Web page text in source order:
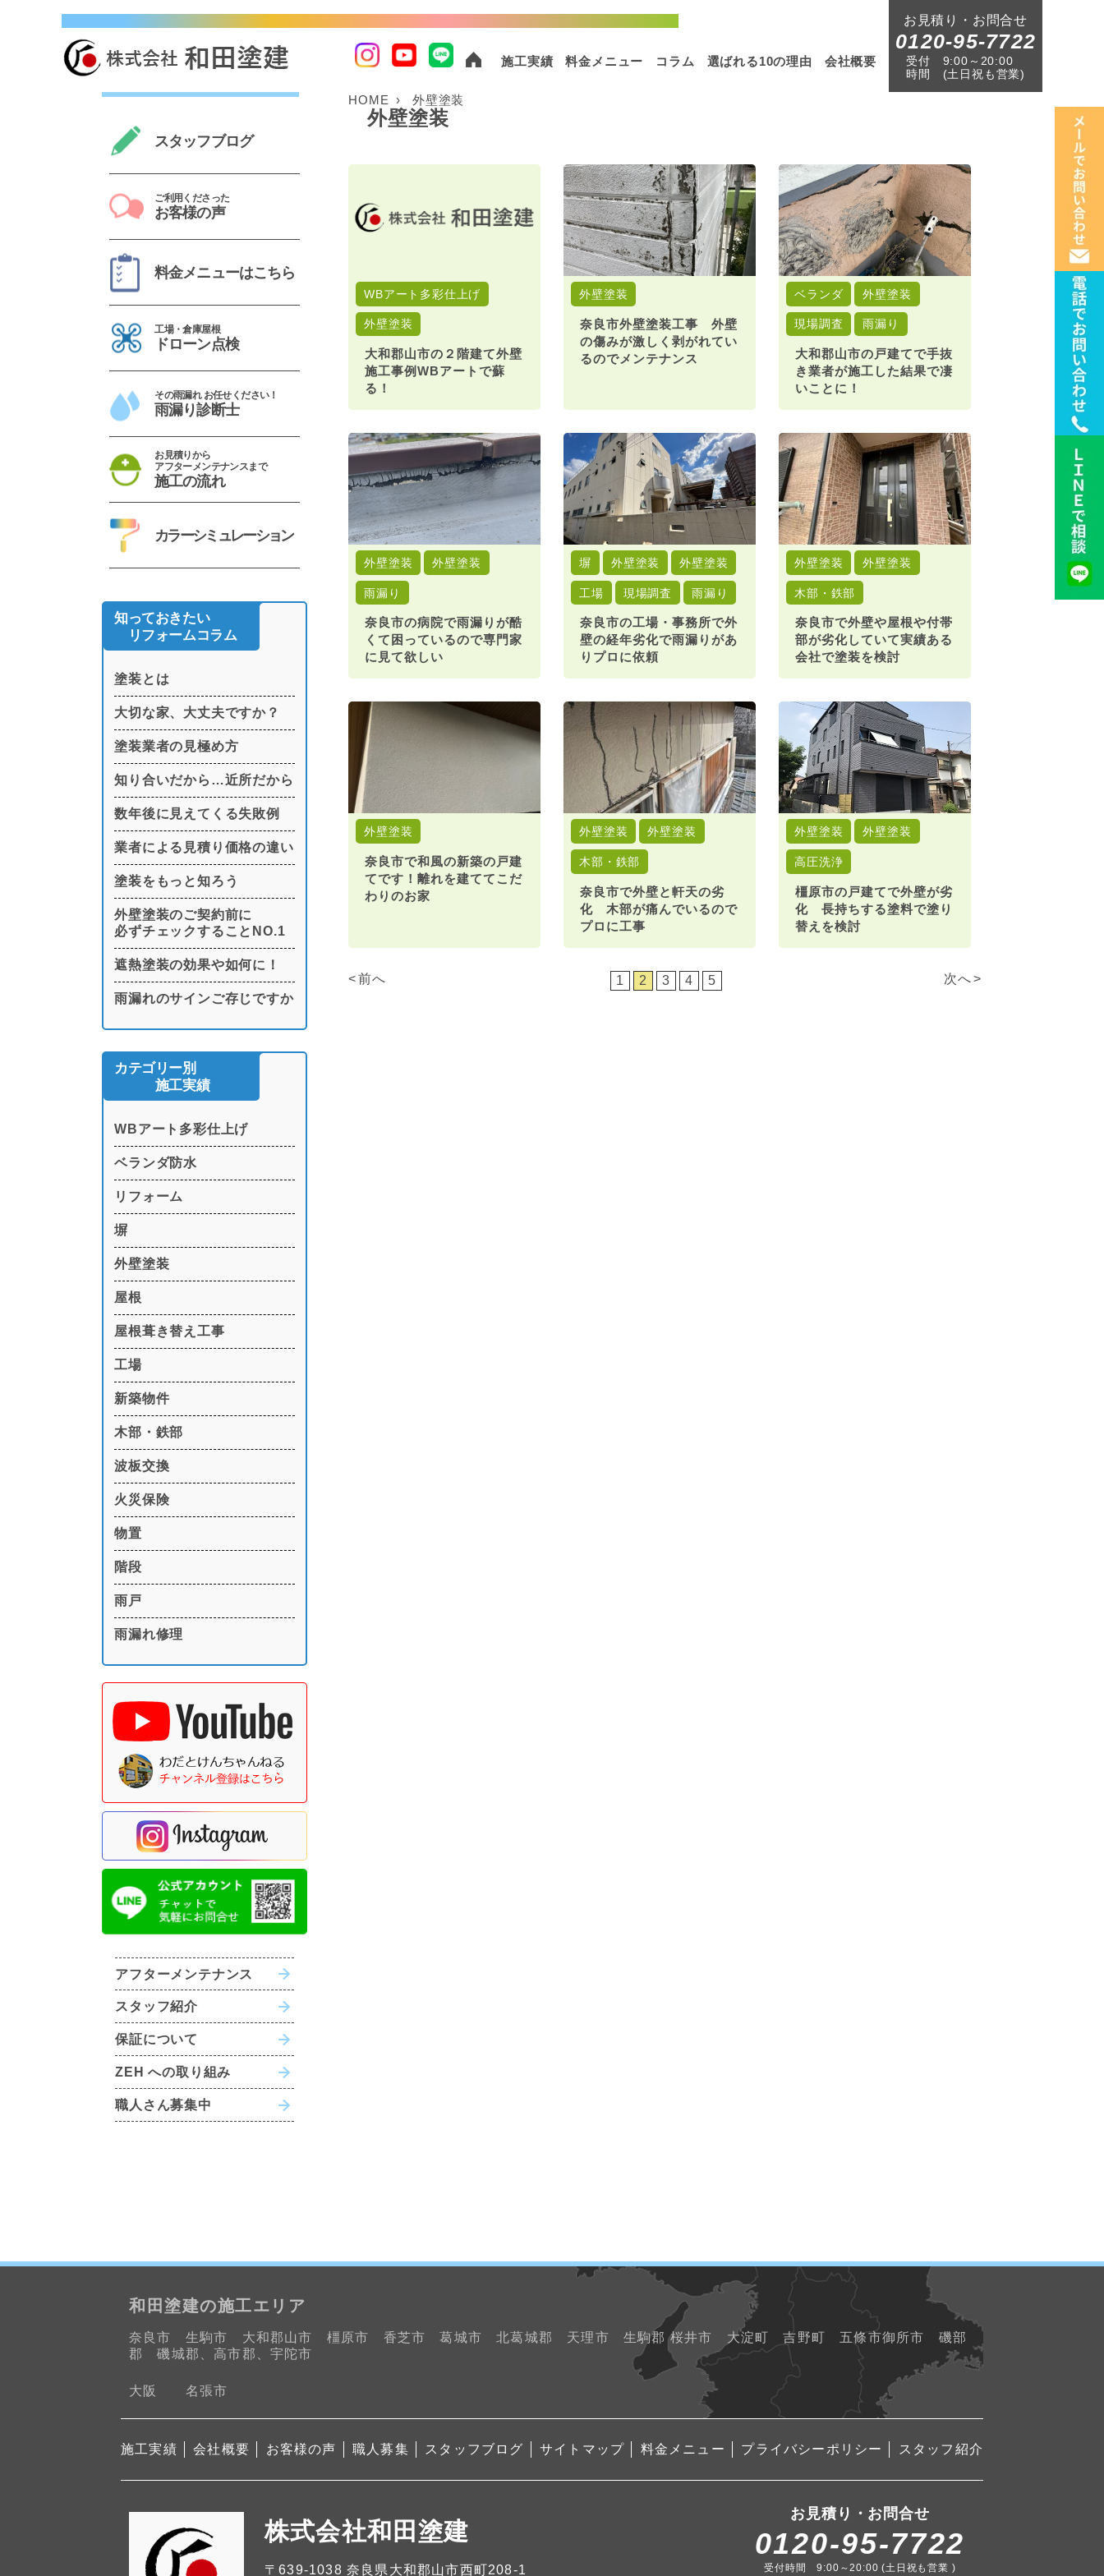
施工実績 料金メニュー コラム 選ばれる10の理由 会社概要
お見積り・お問合せ
0120-95-7722
受付
時間
9:00～20:00
(土日祝も営業)
スタッフブログ
ご利用くださった
お客様の声
料金メニューはこちら
工場・倉庫屋根
ドローン点検
その雨漏れ お任せください！
雨漏り診断士
お見積りから
アフターメンテナンスまで
施工の流れ
カラーシミュレーション
知っておきたい
リフォームコラム
塗装とは
大切な家、大丈夫ですか？
塗装業者の見極め方
知り合いだから…近所だから
数年後に見えてくる失敗例
業者による見積り価格の違い
塗装をもっと知ろう
外壁塗装のご契約前に
必ずチェックすることNO.1
遮熱塗装の効果や如何に！
雨漏れのサインご存じですか
カテゴリー別
施工実績
WBアート多彩仕上げ
ベランダ防水
リフォーム
塀
外壁塗装
屋根
屋根葺き替え工事
工場
新築物件
木部・鉄部
波板交換
火災保険
物置
階段
雨戸
雨漏れ修理
アフターメンテナンス
スタッフ紹介
保証について
ZEH への取り組み
職人さん募集中
HOME 外壁塗装
外壁塗装
WBアート多彩仕上げ
外壁塗装
大和郡山市の２階建て外壁
施工事例WBアートで蘇
る！
外壁塗装
奈良市外壁塗装工事 外壁
の傷みが激しく剥がれてい
るのでメンテナンス
ベランダ 外壁塗装
現場調査 雨漏り
大和郡山市の戸建てで手抜
き業者が施工した結果で凄
いことに！
外壁塗装 外壁塗装
雨漏り
奈良市の病院で雨漏りが酷
くて困っているので専門家
に見て欲しい
塀 外壁塗装 外壁塗装
工場 現場調査 雨漏り
奈良市の工場・事務所で外
壁の経年劣化で雨漏りがあ
りプロに依頼
外壁塗装 外壁塗装
木部・鉄部
奈良市で外壁や屋根や付帯
部が劣化していて実績ある
会社で塗装を検討
外壁塗装
奈良市で和風の新築の戸建
てです！離れを建ててこだ
わりのお家
外壁塗装 外壁塗装
木部・鉄部
奈良市で外壁と軒天の劣
化 木部が痛んでいるので
プロに工事
外壁塗装 外壁塗装
高圧洗浄
橿原市の戸建てで外壁が劣
化 長持ちする塗料で塗り
替えを検討
前へ 1 2 3 4 5 次へ
和田塗建の施工エリア
奈良市 生駒市 大和郡山市 橿原市 香芝市 葛城市 北葛城郡 天理市 生駒郡 桜井市 大淀町 吉野町 五條市御所市 磯部
郡 磯城郡、高市郡、宇陀市
大阪 名張市
施工実績 会社概要 お客様の声 職人募集 スタッフブログ サイトマップ 料金メニュー プライバシーポリシー スタッフ紹介
株式会社和田塗建
〒639-1038 奈良県大和郡山市西町208-1
お見積り・お問合せ
0120-95-7722
受付時間 9:00～20:00 (土日祝も営業 )